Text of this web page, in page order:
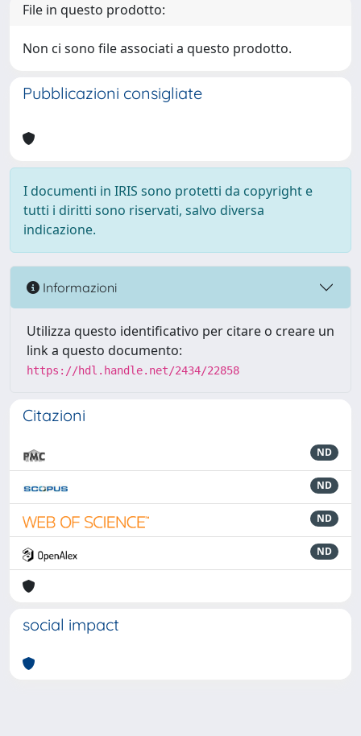
File in questo prodotto:
Non ci sono file associati a questo prodotto.
Pubblicazioni consigliate
I documenti in IRIS sono protetti da copyright e
tutti i diritti sono riservati, salvo diversa
indicazione.
Informazioni
Utilizza questo identificativo per citare o creare un
link a questo documento:
https://hdl.handle.net/2434/22858
Citazioni
ND
ND
ND
ND
social impact